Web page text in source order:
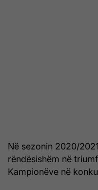
Në sezonin 2020/
rëndësishëm në
Kampionëve në